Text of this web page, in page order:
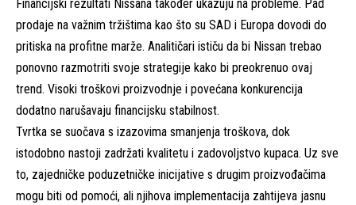
Financijski rezultati Nissana također ukazuju na probleme. Pad
prodaje na važnim tržištima kao što su SAD i Europa dovodi do
pritiska na profitne marže. Analitičari ističu da bi Nissan trebao
ponovno razmotriti svoje strategije kako bi preokrenuo ovaj
trend. Visoki troškovi proizvodnje i povećana konkurencija
dodatno narušavaju financijsku stabilnost.
Tvrtka se suočava s izazovima smanjenja troškova, dok
istodobno nastoji zadržati kvalitetu i zadovoljstvo kupaca. Uz sve
to, zajedničke poduzetničke inicijative s drugim proizvođačima
mogu biti od pomoći, ali njihova implementacija zahtijeva jasnu